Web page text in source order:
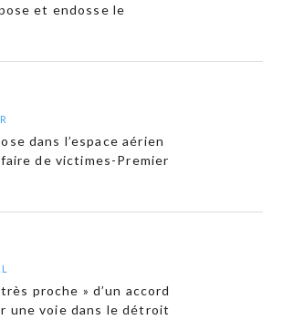
et endosse le
dans l’espace aérien
de victimes-Premier
proche » d’un accord
une voie dans le détroit